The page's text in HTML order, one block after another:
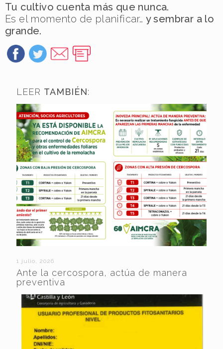
Tu cultivo cuenta más que nunca.
Es el momento de planificar… y sembrar a lo
grande.
LEER TAMBIÉN:
1 julio, 2026
Ante la cercospora, actúa de manera
preventiva